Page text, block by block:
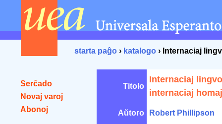
starta paĝo › katalogo › Internaciaj
Serĉado
Novaj varoj
Abonoj
Titolo
Internaciaj
internaciaj
Aŭtoro Robert Phillipson